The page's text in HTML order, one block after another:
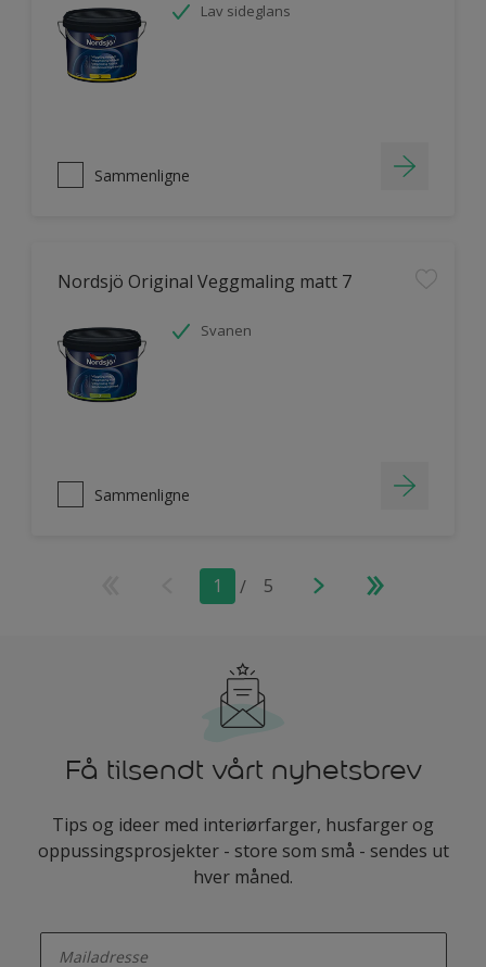
Lav sideglans
Sammenligne
Nordsjö Original Veggmaling matt 7
Svanen
Sammenligne
1 / 5
Få tilsendt vårt nyhetsbrev
Tips og ideer med interiørfarger, husfarger og
oppussingsprosjekter - store som små - sendes ut
hver måned.